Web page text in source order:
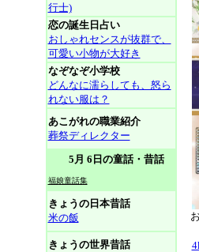
行士)
恋の誕生日占い
おしゃれセンスが抜群で、
可愛い小物が大好き
なぞなぞ小学校
どんなに濡らしても、怒ら
れない服は？
あこがれの職業紹介
葬祭ディレクター
5月 6日の童話・昔話
福娘童話集
きょうの日本昔話
米の飯
きょうの世界昔話